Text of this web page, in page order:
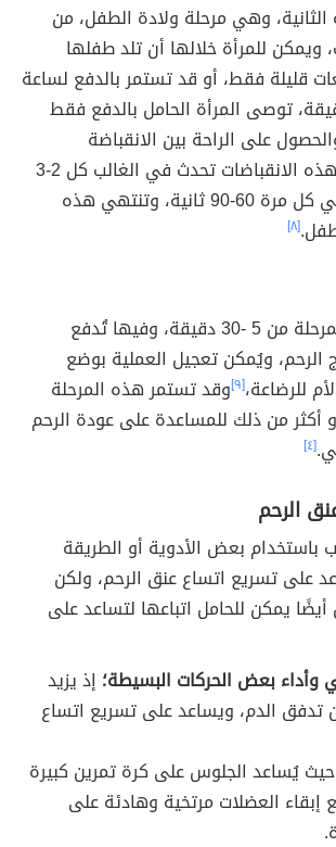
وهي مرحلة ولادة الطفل، من
للمرأة خلالها أن تلد طفلها
قليلة فقط، أو قد تستمر بالدفع لساعة
توصى المرأة الحامل بالدفع فقط
على الراحة بين الانقباضة
والأخرى، علمًا أنّ هذه الانقباضات تحدث في الغالب كل 2-3
دقائق، وتستمر في كل مرة 60-90 ثانية، وتنتهي هذه
[٨]
قد تستمر هذه المرحلة من 5 -30 دقيقة، وفيها تُدفع
الرحم، ويُمكن تعجيل العملية بوضع
للرضاعة،[٩] وقد تستمر هذه المرحلة
أكثر من ذلك للمساعدة على عودة الرحم
[٤]
الرحم
باستخدام بعض الأدوية أو الطريقة
على تسريع اتساع عنق الرحم، ولكن
يمكن للحامل اتباعها لتساعد على
وأداء بعض الحركات البسيطة؛ إذ يزيد
تدفق الدم، ويساعد على تسريع اتساع
حيث يُساعد الجلوس على كرة تمرين كبيرة
إبقاء العضلات مرتخية وهادئة على